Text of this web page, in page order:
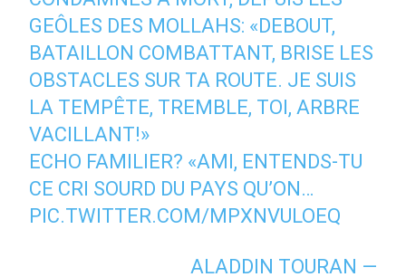
GEÔLES DES MOLLAHS: «DEBOUT,
BATAILLON COMBATTANT, BRISE LES
OBSTACLES SUR TA ROUTE. JE SUIS
LA TEMPÊTE, TREMBLE, TOI, ARBRE
VACILLANT!»
ECHO FAMILIER? «AMI, ENTENDS-TU
CE CRI SOURD DU PAYS QU’ON…
PIC.TWITTER.COM/MPXNVULOEQ
— ALADDIN TOURAN